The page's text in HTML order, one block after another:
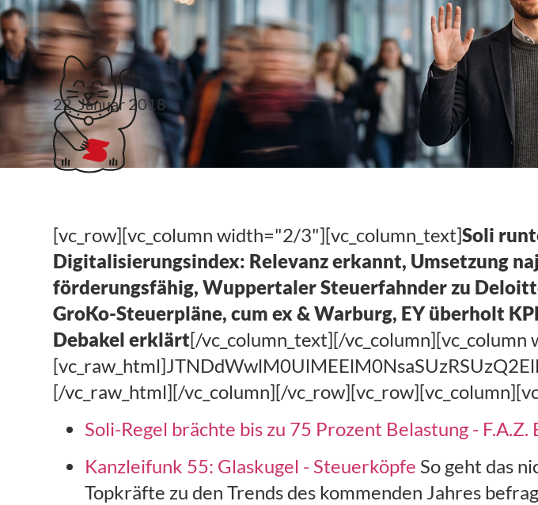
#steuerlinks 4. KW
22. Januar 2018
[vc_row][vc_column width="2/3"][vc_column_text]Soli
Digitalisierungsindex: Relevanz erkannt, Umsetzung
förderungsfähig, Wuppertaler Steuerfahnder zu
GroKo-Steuerpläne, cum ex & Warburg, EY überholt
Debakel erklärt[/vc_column_text][/
[/vc_raw_html][/vc_column][/
Soli-Regel brächte bis zu 75 Prozent Belastung - F.A.Z.
Kanzleifunk 55: Glaskugel - Steuerköpfe So geht das
Topkräfte zu den Trends des kommenden Jahres